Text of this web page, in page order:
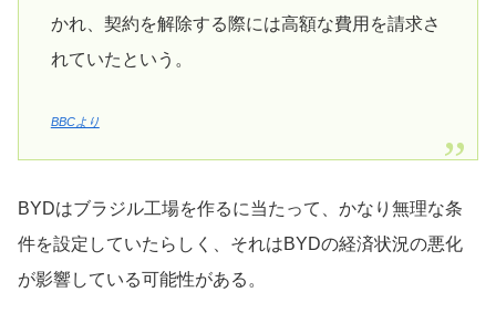
かれ、契約を解除する際には高額な費用を請求さ
れていたという。
BBCより
BYDはブラジル工場を作るに当たって、かなり無理な条
件を設定していたらしく、それはBYDの経済状況の悪化
が影響している可能性がある。